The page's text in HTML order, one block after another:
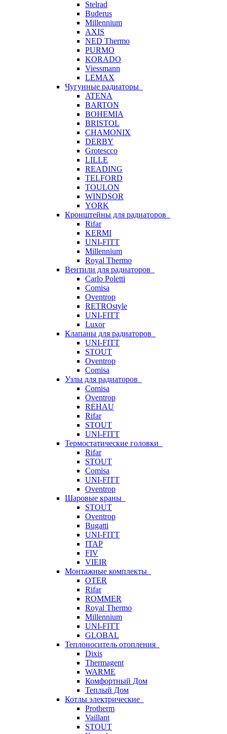
Stelrad
Buderus
Millennium
AXIS
NED Thermo
PURMO
KORADO
Viessmann
LEMAX
Чугунные радиаторы
ATENA
BARTON
BOHEMIA
BRISTOL
CHAMONIX
DERBY
Grotescco
LILLE
READING
TELFORD
TOULON
WINDSOR
YORK
Кронштейны для радиаторов
Rifar
KERMI
UNI-FITT
Millennium
Royal Thermo
Вентили для радиаторов
Carlo Poletti
Comisa
Oventrop
RETROstyle
UNI-FITT
Luxor
Клапаны для радиаторов
UNI-FITT
STOUT
Oventrop
Comisa
Узлы для радиаторов
Comisa
Oventrop
REHAU
Rifar
STOUT
UNI-FITT
Термостатические головки
Rifar
STOUT
Comisa
UNI-FITT
Oventrop
Шаровые краны
STOUT
Oventrop
Bugatti
UNI-FITT
ITAP
FIV
VIEIR
Монтажные комплекты
OTER
Rifar
ROMMER
Royal Thermo
Millennium
UNI-FITT
GLOBAL
Теплоноситель отопления
Dixis
Thermagent
WARME
Комфортный Дом
Теплый Дом
Котлы электрические
Protherm
Vaillant
STOUT